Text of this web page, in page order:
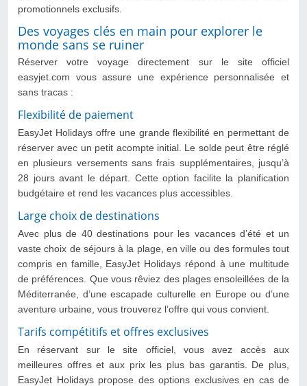
promotionnels exclusifs.
Des voyages clés en main pour explorer le
monde sans se ruiner
Réserver votre voyage directement sur le site officiel
easyjet.com vous assure une expérience personnalisée et
sans tracas :
Flexibilité de paiement
EasyJet Holidays offre une grande flexibilité en permettant de
réserver avec un petit acompte initial. Le solde peut être réglé
en plusieurs versements sans frais supplémentaires, jusqu’à
28 jours avant le départ. Cette option facilite la planification
budgétaire et rend les vacances plus accessibles.
Large choix de destinations
Avec plus de 40 destinations pour les vacances d’été et un
vaste choix de séjours à la plage, en ville ou des formules tout
compris en famille, EasyJet Holidays répond à une multitude
de préférences. Que vous rêviez des plages ensoleillées de la
Méditerranée, d’une escapade culturelle en Europe ou d’une
aventure urbaine, vous trouverez l’offre qui vous convient.
Tarifs compétitifs et offres exclusives
En réservant sur le site officiel, vous avez accès aux
meilleures offres et aux prix les plus bas garantis. De plus,
EasyJet Holidays propose des options exclusives en cas de